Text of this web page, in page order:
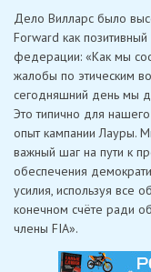
Дело Вилларс было
Forward как
федерации: «Как мы
жалобы по этическим
сегодняшний день мы
Это типично для
опыт кампании Лауры.
важный шаг на пути к
обеспечения
усилия, используя все
конечном счёте ради
члены FIA».